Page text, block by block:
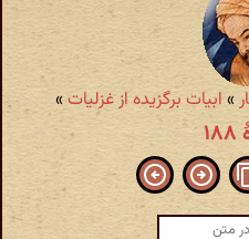
» ابیات برگزیده از غزلیات»